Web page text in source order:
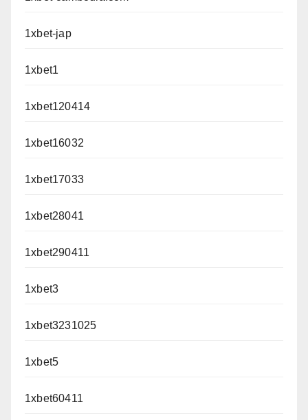
1xbet-jap
1xbet1
1xbet120414
1xbet16032
1xbet17033
1xbet28041
1xbet290411
1xbet3
1xbet3231025
1xbet5
1xbet60411